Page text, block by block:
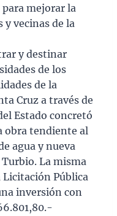
para mejorar la
y vecinas de la
y destinar
de los
de la
Cruz a través de
Estado concretó
obra tendiente al
agua y nueva
La misma
Licitación Pública
inversión con